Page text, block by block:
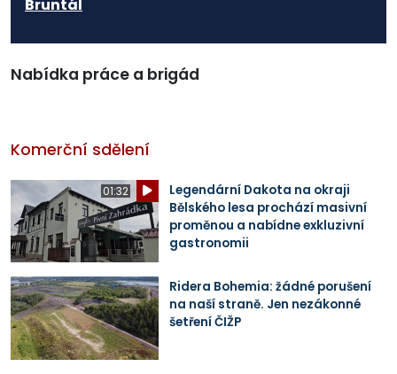
Bruntál
Nabídka práce a brigád
Komerční sdělení
01:32
Legendární Dakota na okraji
Bělského lesa prochází masivní
proměnou a nabídne exkluzivní
gastronomii
Ridera Bohemia: žádné porušení
na naší straně. Jen nezákonné
šetření ČIŽP